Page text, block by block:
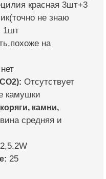
красная 3шт+3
не знаю
1шт
на
нет
Отсутствует
камушки
камни,
средняя и
25